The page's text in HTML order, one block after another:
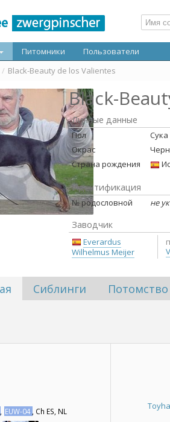
Питомники
Пользователи
/ Black-Beauty de los Valientes
Black-
Личные данные
Пол
Сука
Окрас
Страна рождения
Идентификация
№ родословной не
Заводчик
Everardus
Wilhelmus Meijer
Сиблинги Потомство
EUW-04 , Ch ES, NL